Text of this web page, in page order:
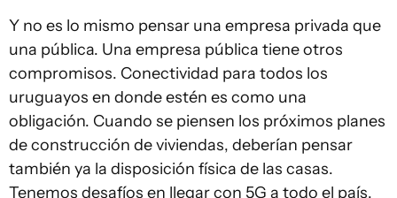
Y no es lo mismo pensar una empresa privada que
una pública. Una empresa pública tiene otros
compromisos. Conectividad para todos los
uruguayos en donde estén es como una
obligación. Cuando se piensen los próximos planes
de construcción de viviendas, deberían pensar
también ya la disposición física de las casas.
Tenemos desafíos en llegar con 5G a todo el país,